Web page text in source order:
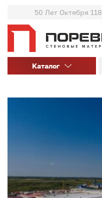
50 Лет Октября 118
Каталог